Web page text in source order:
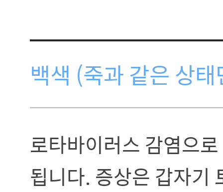
백색 (죽과 같은 상
로타바이러스 감염으
됩니다. 증상은 갑자기